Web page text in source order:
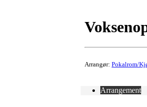
Arrangør: Pokalrom/
Arrangement